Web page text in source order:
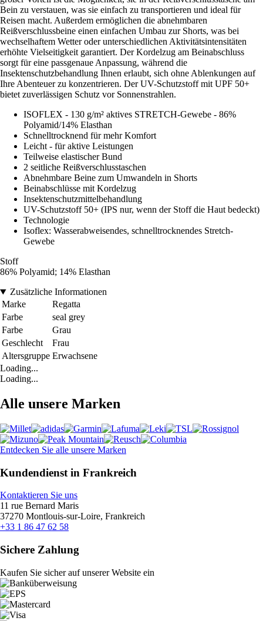
Bein zu verstauen, was sie einfach zu transportieren und ideal für
Reisen macht. Außerdem ermöglichen die abnehmbaren
Reißverschlussbeine einen einfachen Umbau zur Shorts, was bei
wechselhaftem Wetter oder unterschiedlichen Aktivitätsintensitäten
erhöhte Vielseitigkeit garantiert. Der Kordelzug am Beinabschluss
sorgt für eine passgenaue Anpassung, während die
Insektenschutzbehandlung Ihnen erlaubt, sich ohne Ablenkungen auf
Ihre Abenteuer zu konzentrieren. Der UV-Schutzstoff mit UPF 50+
bietet zuverlässigen Schutz vor Sonnenstrahlen.
ISOFLEX - 130 g/m² aktives STRETCH-Gewebe - 86%
Polyamid/14% Elasthan
Schnelltrocknend für mehr Komfort
Leicht - für aktive Leistungen
Teilweise elastischer Bund
2 seitliche Reißverschlusstaschen
Abnehmbare Beine zum Umwandeln in Shorts
Beinabschlüsse mit Kordelzug
Insektenschutzmittelbehandlung
UV-Schutzstoff 50+ (IPS nur, wenn der Stoff die Haut bedeckt)
Technologie
Isoflex: Wasserabweisendes, schnelltrocknendes Stretch-
Gewebe
Stoff
86% Polyamid; 14% Elasthan
Zusätzliche Informationen
Marke
Regatta
Farbe
seal grey
Farbe
Grau
Geschlecht
Frau
Altersgruppe Erwachsene
Loading...
Loading...
Alle unsere Marken
Entdecken Sie alle unsere Marken
Kundendienst in Frankreich
Kontaktieren Sie uns
11 rue Bernard Maris
37270 Montlouis-sur-Loire, Frankreich
+33 1 86 47 62 58
Sichere Zahlung
Kaufen Sie sicher auf unserer Website ein